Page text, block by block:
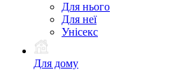
Для нього
Для неї
Унісекс
Для дому